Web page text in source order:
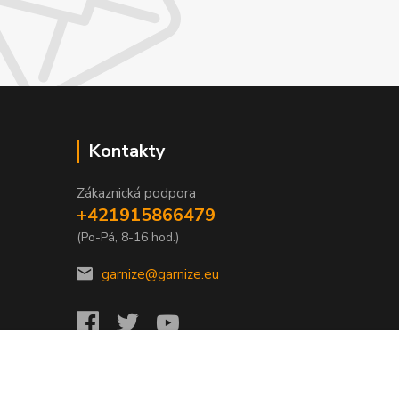
Kontakty
Zákaznická podpora
+421915866479
(Po-Pá, 8-16 hod.)
garnize@garnize.eu